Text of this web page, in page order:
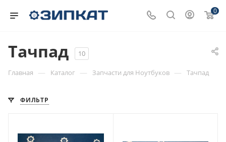
0
Тачпад 10
Главная — Каталог — Запчасти для Ноутбуков — Тачпад
ФИЛЬТР